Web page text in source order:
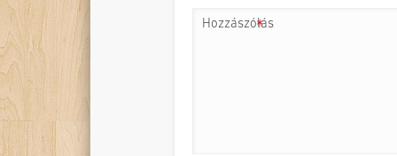
Hozzászólás
*